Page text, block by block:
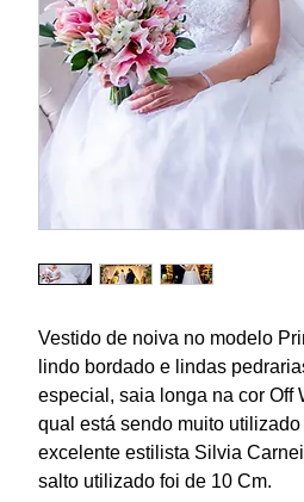
Vestido de noiva no modelo
lindo bordado e lindas
especial, saia longa na cor Off
qual está sendo muito
excelente estilista Silvia
salto utilizado foi de 10 Cm.